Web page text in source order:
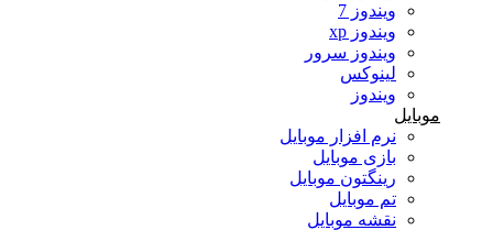
ویندوز 7
ویندوز xp
ویندوز سرور
لینوکس
ویندوز
موبایل
نرم افزار موبایل
بازی موبایل
رینگتون موبایل
تم موبایل
نقشه موبایل